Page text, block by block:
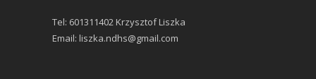
Tel: 601311402 Krzysztof Liszka
Email: liszka.ndhs@gmail.com